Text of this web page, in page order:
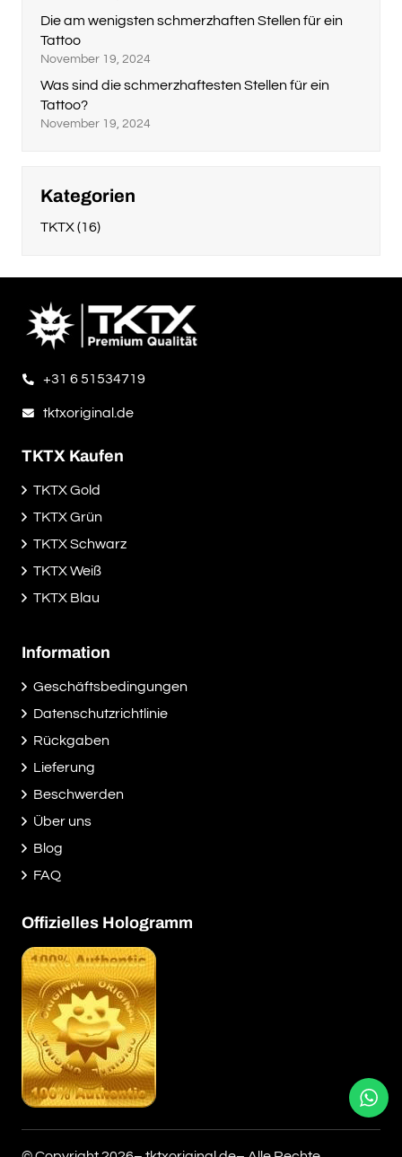
Die am wenigsten schmerzhaften Stellen für ein
Tattoo
November 19, 2024
Was sind die schmerzhaftesten Stellen für ein
Tattoo?
November 19, 2024
Kategorien
TKTX(16)
+31 6 51534719
tktxoriginal.de
TKTX Kaufen
TKTX Gold
TKTX Grün
TKTX Schwarz
TKTX Weiß
TKTX Blau
Information
Geschäftsbedingungen
Datenschutzrichtlinie
Rückgaben
Lieferung
Beschwerden
Über uns
Blog
FAQ
Offizielles Hologramm